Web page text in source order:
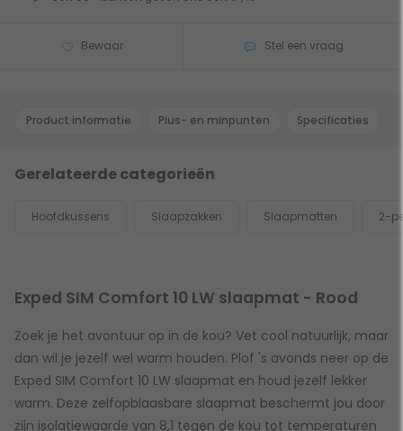
Bewaar Stel een vraag
Product informatie Plus- en minpunten Specificaties
Gerelateerde categorieën
Hoofdkussens Slaapzakken Slaapmatten 2-
Exped SIM Comfort 10 LW slaapmat - Rood
Zoek je het avontuur op in de kou? Vet cool natuurlijk, maar
dan wil je jezelf wel warm houden. Plof 's avonds neer op de
Exped SIM Comfort 10 LW slaapmat en houd jezelf lekker
warm. Deze zelfopblaasbare slaapmat beschermt jou door
zijn isolatiewaarde van 8,1 tegen de kou tot temperaturen